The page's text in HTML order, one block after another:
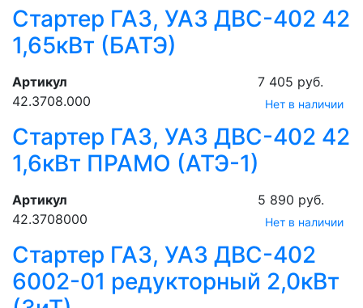
Стартер ГАЗ, УАЗ ДВС-402 42
1,65кВт (БАТЭ)
Артикул
42.3708.000
7 405 руб.
Нет в наличии
Стартер ГАЗ, УАЗ ДВС-402 42
1,6кВт ПРАМО (АТЭ-1)
Артикул
42.3708000
5 890 руб.
Нет в наличии
Стартер ГАЗ, УАЗ ДВС-402
6002-01 редукторный 2,0кВт